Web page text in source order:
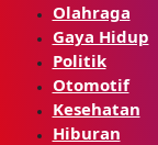
Olahraga
Gaya Hidup
Politik
Otomotif
Kesehatan
Hiburan